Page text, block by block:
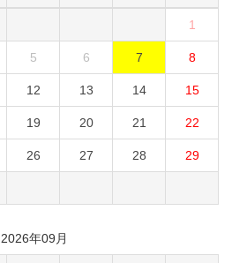
1
5 6 7 8
12 13 14 15
19 20 21 22
26 27 28 29
2026年09月